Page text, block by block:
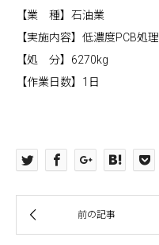
【業 種】石油業
【実施内容】低濃度PCB処理
【処 分】6270kg
【作業日数】1日